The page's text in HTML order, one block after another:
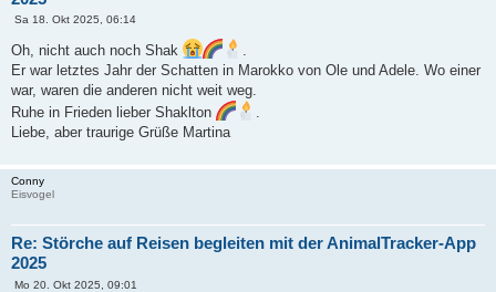
B
i
t
a
g
Sa 18. Okt 2025, 06:14
Oh, nicht auch noch Shak
.
Er war letztes Jahr der Schatten in Marokko von Ole und Adele. Wo einer
war, waren die anderen nicht weit weg.
Ruhe in Frieden lieber Shaklton
.
Liebe, aber traurige Grüße Martina
Conny
Eisvogel
Re: Störche auf Reisen begleiten mit der AnimalTracker-App
2025
BMo 20. Okt 2025, 09:01